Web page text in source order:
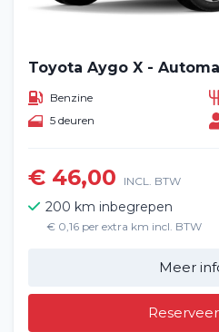
Toyota Aygo X -
Benzine
5 deuren
€ 46,00 INCL. BTW
200 km inbegrepen
€ 0,16 per extra km incl. BTW
Meer